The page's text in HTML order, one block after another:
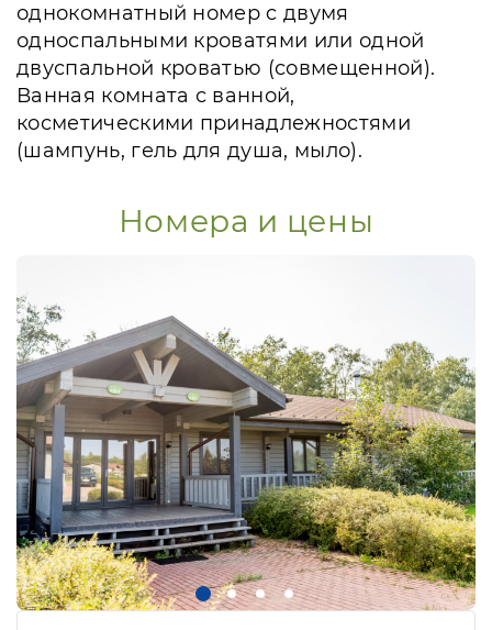
однокомнатный номер c двумя
односпальными кроватями или одной
двуспальной кроватью (совмещенной).
Ванная комната с ванной,
косметическими принадлежностями
(шампунь, гель для душа, мыло).
Номера и цены